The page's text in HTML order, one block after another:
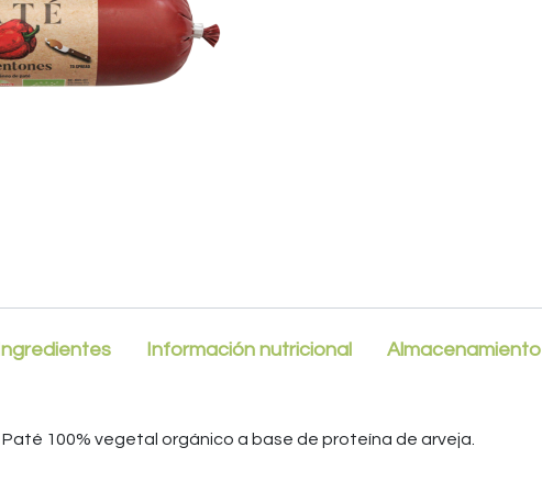
Ingredientes Información nutricional Almacenamiento
Paté 100% vegetal orgánico a base de proteína de arveja.